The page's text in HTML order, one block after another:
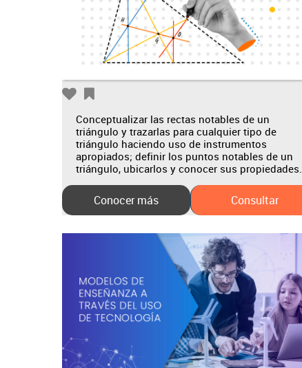
Conceptualizar las rectas notables de un
triángulo y trazarlas para cualquier tipo de
triángulo haciendo uso de instrumentos
apropiados; definir los puntos notables de un
triángulo, ubicarlos y conocer sus propiedades.
Conocer más Consultar